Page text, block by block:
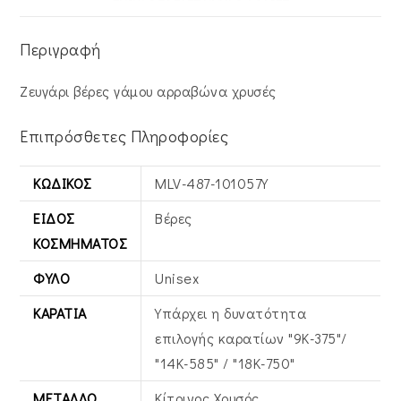
Περιγραφή
Ζευγάρι βέρες γάμου αρραβώνα χρυσές
Επιπρόσθετες Πληροφορίες
ΚΩΔΙΚΌΣ
MLV-487-101057Y
ΕΊΔΟΣ
ΚΟΣΜΉΜΑΤΟΣ
Βέρες
ΦΎΛΟ
Unisex
ΚΑΡΆΤΙΑ
Υπάρχει η δυνατότητα
επιλογής καρατίων "9Κ-375"/
"14Κ-585" / "18Κ-750"